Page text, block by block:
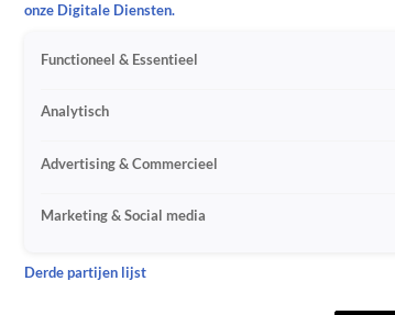
onze Digitale Diensten.
Functioneel & Essentieel
Analytisch
Advertising & Commercieel
Marketing & Social media
Derde partijen lijst